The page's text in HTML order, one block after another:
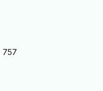
757